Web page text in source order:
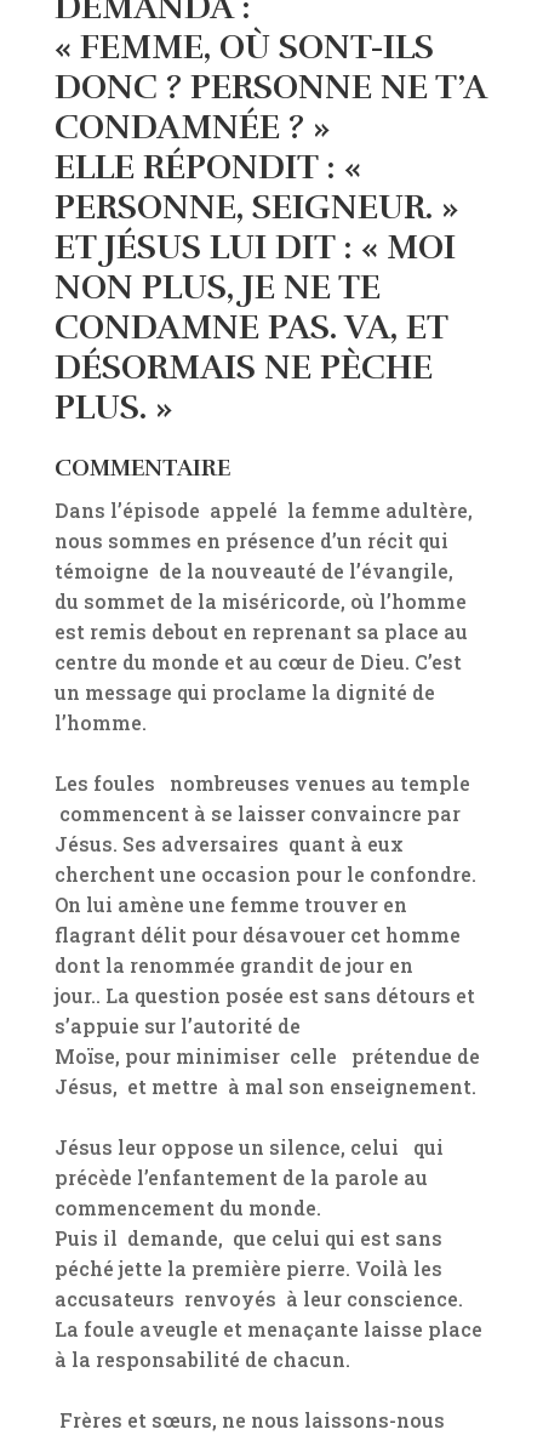
« FEMME, OÙ SONT-ILS
DONC ? PERSONNE NE T’A
CONDAMNÉE ? »
ELLE RÉPONDIT : «
PERSONNE, SEIGNEUR. »
ET JÉSUS LUI DIT : « MOI
NON PLUS, JE NE TE
CONDAMNE PAS. VA, ET
DÉSORMAIS NE PÈCHE
PLUS. »
COMMENTAIRE
Dans l’épisode appelé la femme adultère,
nous sommes en présence d’un récit qui
témoigne de la nouveauté de l’évangile,
du sommet de la miséricorde, où l’homme
est remis debout en reprenant sa place au
centre du monde et au cœur de Dieu. C’est
un message qui proclame la dignité de
l’homme.
Les foules nombreuses venues au temple
commencent à se laisser convaincre par
Jésus. Ses adversaires quant à eux
cherchent une occasion pour le confondre.
On lui amène une femme trouver en
flagrant délit pour désavouer cet homme
dont la renommée grandit de jour en
jour.. La question posée est sans détours et
s’appuie sur l’autorité de
Moïse, pour minimiser celle prétendue de
Jésus, et mettre à mal son enseignement.
Jésus leur oppose un silence, celui
qui
précède l’enfantement de la parole au
commencement du monde.
Puis il demande, que celui qui est sans
péché jette la première pierre. Voilà les
accusateurs renvoyés à leur conscience.
La foule aveugle et menaçante laisse place
à la responsabilité de chacun.
Frères et sœurs, ne nous laissons-nous